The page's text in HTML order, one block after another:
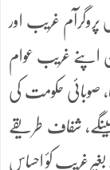
پروگرآم غریب اور
اپنے غریب عوام
صوبائی حکومت کی
6 ہزار روپے ملینگے، شفاف طریقے
غریب کؤ احساس